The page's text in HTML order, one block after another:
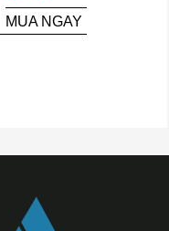
MUA NGAY